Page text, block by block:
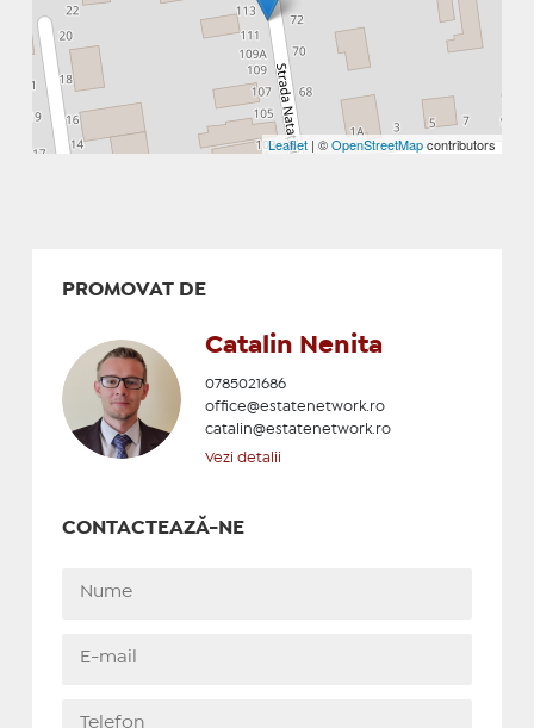
Leaflet | ©OpenStreetMapcontributors
PROMOVAT DE
Catalin Nenita
0785021686
office@estatenetwork.ro
catalin@estatenetwork.ro
Vezi detalii
CONTACTEAZĂ-NE